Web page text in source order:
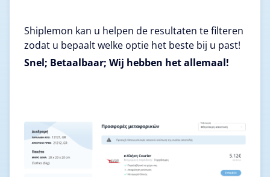
Shiplemon kan u helpen de resultaten te filteren
zodat u bepaalt welke optie het beste bij u past!
Snel; Betaalbaar; Wij hebben het allemaal!